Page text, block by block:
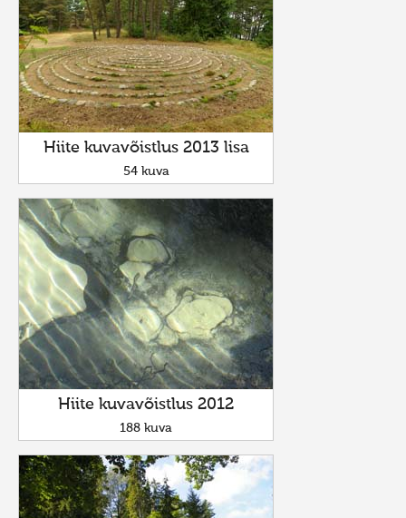
Hiite kuvavõistlus 2013 lisa
54 kuva
Hiite kuvavõistlus 2012
188 kuva